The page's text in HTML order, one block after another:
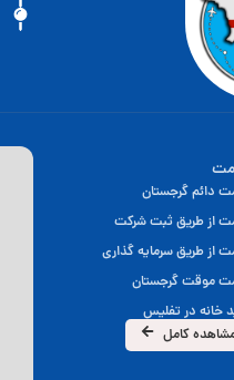
دائم گرجستان
از طریق ثبت شرکت
از طریق سرمایه گذاری
موقت گرجستان
خانه در تفلیس
کامل